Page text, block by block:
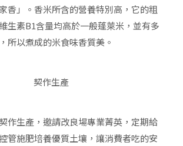
香」。香米所含的營養特別高，它的粗
生素B1含量均高於一般蓬萊米，並有多
所以煮成的米食味香質美。
契作生產
作生產，邀請改良場專業菁英，定期給
管施肥培養優質土壤，讓消費者吃的安